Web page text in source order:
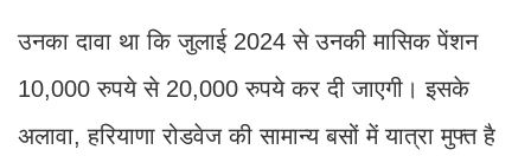
उनका दावा था कि जुलाई 2024 से उनकी मासिक पेंशन
10,000 रुपये से 20,000 रुपये कर दी जाएगी। इसके
अलावा, हरियाणा रोडवेज की सामान्य बसों में यात्रा मुफ्त है